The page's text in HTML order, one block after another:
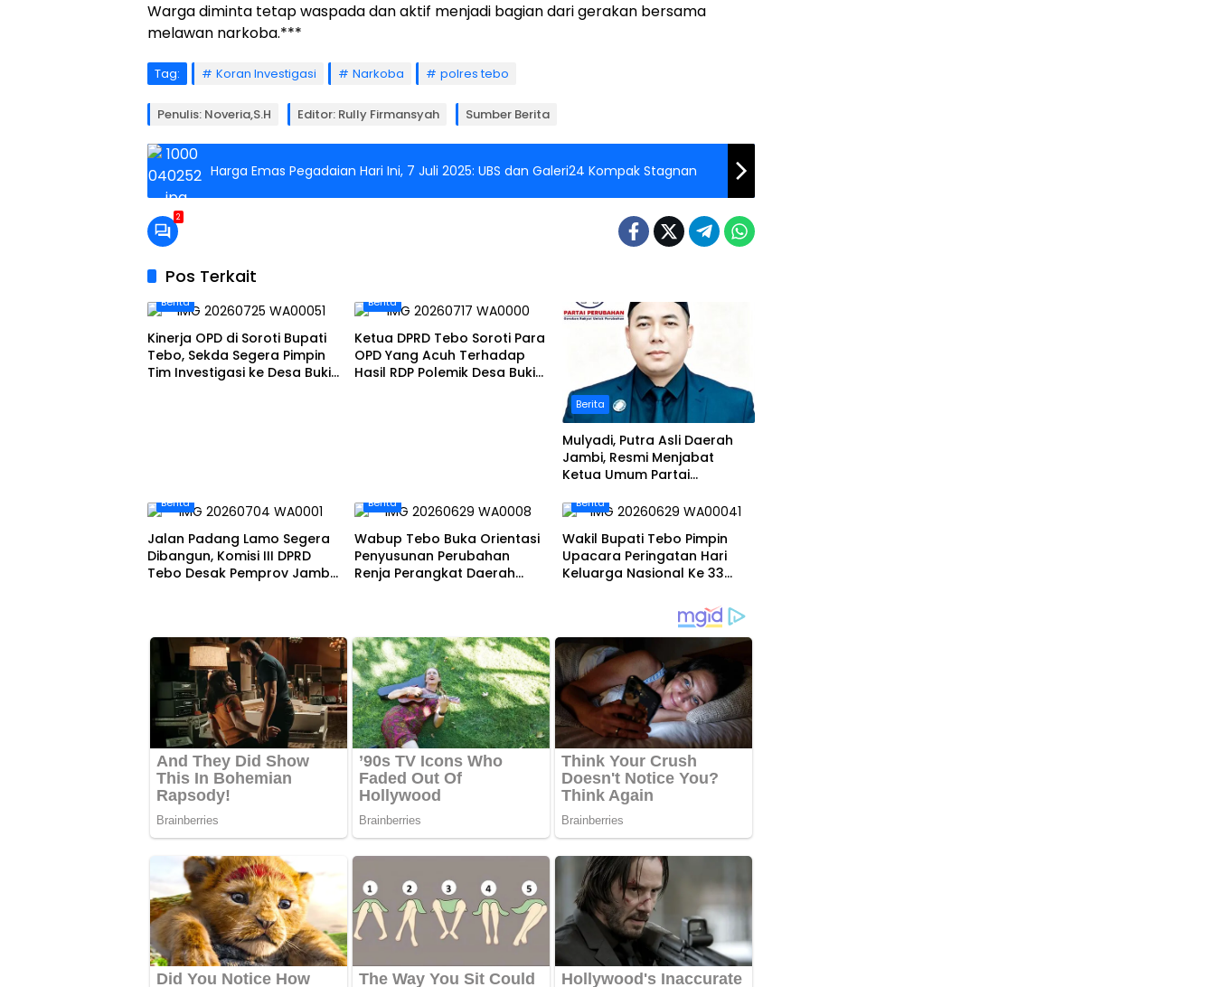
Warga diminta tetap waspada dan aktif menjadi bagian dari gerakan bersama
melawan narkoba.***
Tag: Koran Investigasi Narkoba polres tebo
Penulis: Noveria,S.H Editor: Rully Firmansyah Sumber Berita
Harga Emas Pegadaian Hari Ini, 7 Juli 2025: UBS dan Galeri24 Kompak Stagnan
2
Pos Terkait
Berita
Kinerja OPD di Soroti Bupati
Tebo, Sekda Segera Pimpin
Tim Investigasi ke Desa Bukit
Berita
Ketua DPRD Tebo Soroti Para
OPD Yang Acuh Terhadap
Hasil RDP Polemik Desa Bukit
Berita
Mulyadi, Putra Asli Daerah
Jambi, Resmi Menjabat
Ketua Umum Partai
Perwakilan ASEAN Partai
Berita
Jalan Padang Lamo Segera
Dibangun, Komisi III DPRD
Tebo Desak Pemprov Jambi
Berita
Wabup Tebo Buka Orientasi
Penyusunan Perubahan
Renja Perangkat Daerah
Berita
Wakil Bupati Tebo Pimpin
Upacara Peringatan Hari
Keluarga Nasional Ke 33